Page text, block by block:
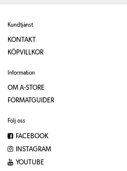
Kundtjänst
KONTAKT
KÖPVILLKOR
Information
OM A-STORE
FORMATGUIDER
Följ oss
FACEBOOK
INSTAGRAM
YOUTUBE